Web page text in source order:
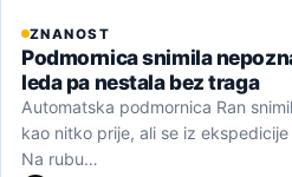
ZNANOST
Podmornica snimila
leda pa nestala bez traga
Automatska podmornica Ran
kao nitko prije, ali se iz
Na rubu…